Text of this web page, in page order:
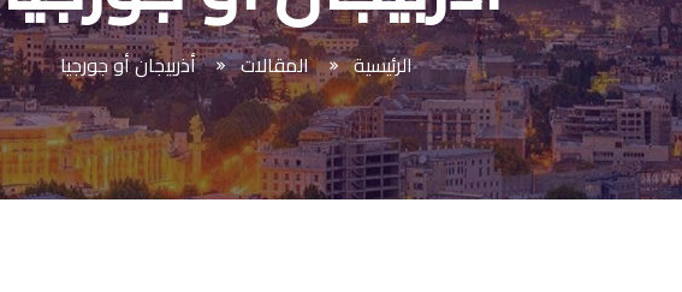
الرئيسية المقالات أذربيجان أو جورجيا